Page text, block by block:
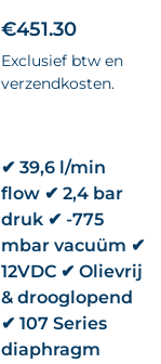
€451.30
Exclusief btw en
verzendkosten.
✔ 39,6 l/min
flow ✔ 2,4 bar
druk ✔ -775
mbar vacuüm ✔
12VDC ✔ Olievrij
& drooglopend
✔ 107 Series
diaphragm